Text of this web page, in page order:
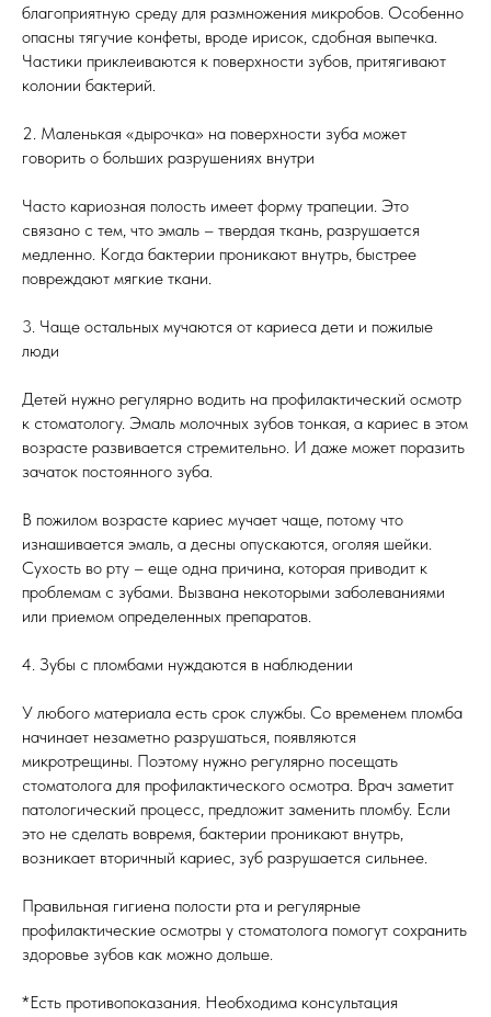
благоприятную среду для размножения микробов. Особенно
опасны тягучие конфеты, вроде ирисок, сдобная выпечка.
Частики приклеиваются к поверхности зубов, притягивают
колонии бактерий.
2. Маленькая «дырочка» на поверхности зуба может
говорить о больших разрушениях внутри
Часто кариозная полость имеет форму трапеции. Это
связано с тем, что эмаль – твердая ткань, разрушается
медленно. Когда бактерии проникают внутрь, быстрее
повреждают мягкие ткани.
3. Чаще остальных мучаются от кариеса дети и пожилые
люди
Детей нужно регулярно водить на профилактический осмотр
к стоматологу. Эмаль молочных зубов тонкая, а кариес в этом
возрасте развивается стремительно. И даже может поразить
зачаток постоянного зуба.
В пожилом возрасте кариес мучает чаще, потому что
изнашивается эмаль, а десны опускаются, оголяя шейки.
Сухость во рту – еще одна причина, которая приводит к
проблемам с зубами. Вызвана некоторыми заболеваниями
или приемом определенных препаратов.
4. Зубы с пломбами нуждаются в наблюдении
У любого материала есть срок службы. Со временем пломба
начинает незаметно разрушаться, появляются
микротрещины. Поэтому нужно регулярно посещать
стоматолога для профилактического осмотра. Врач заметит
патологический процесс, предложит заменить пломбу. Если
это не сделать вовремя, бактерии проникают внутрь,
возникает вторичный кариес, зуб разрушается сильнее.
Правильная гигиена полости рта и регулярные
профилактические осмотры у стоматолога помогут сохранить
здоровье зубов как можно дольше.
*Есть противопоказания. Необходима консультация